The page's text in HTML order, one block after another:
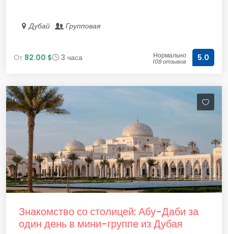
Дубай Групповая
От 82.00 $ 3 часа Нормально
108 отзывов 5.0
Знакомство со столицей: Абу-Даби за
один день в мини-группе из Дубая